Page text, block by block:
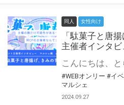
同人 女性向け
「駄菓子と唐
主催者インタ
#WEBオンリー #イ
マルシェ
2024.09.27